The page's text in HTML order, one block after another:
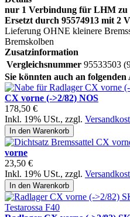
nur 1 Verbindung für LHM zu
Ersetzt durch 95574913 mit 2
Lieferung OHNE kleinere
Bremskolben
Zusatzinformation
Vergleichsnummer 95533503
Sie könnten auch an
CX vorne (->2/82) NOS
178,50 €
Inkl. 19% USt., zzgl.
In den Warenkorb
vorne
23,50 €
Inkl. 19% USt., zzgl.
In den Warenkorb